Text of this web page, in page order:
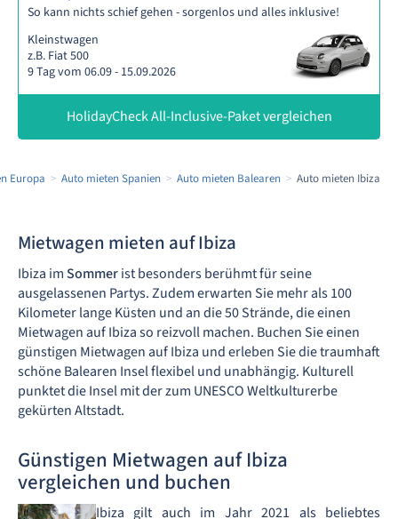
So kann nichts schief gehen - sorgenlos und alles inklusive!
Kleinstwagen
z.B. Fiat 500
9 Tag vom 06.09 - 15.09.2026
HolidayCheck All-Inclusive-Paket vergleichen
Europa Auto mieten Spanien Auto mieten Balearen Auto mieten Ibiza
Mietwagen mieten auf Ibiza
Ibiza imSommerist besonders berühmt für seine
ausgelassenen Partys. Zudem erwarten Sie mehr als 100
Kilometer lange Küsten und an die 50 Strände, die einen
Mietwagen auf Ibiza so reizvoll machen. Buchen Sie einen
günstigen Mietwagen auf Ibiza und erleben Sie die traumhaft
schöne Balearen Insel flexibel und unabhängig. Kulturell
punktet die Insel mit der zum UNESCO Weltkulturerbe
gekürten Altstadt.
Günstigen Mietwagen auf Ibiza
vergleichen und buchen
Ibiza gilt auch im Jahr 2021 als beliebtes